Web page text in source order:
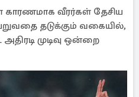
காரணமாக வீரர்கள் தேசிய
தடுக்கும் வகையில்,
முடிவு ஒன்றை